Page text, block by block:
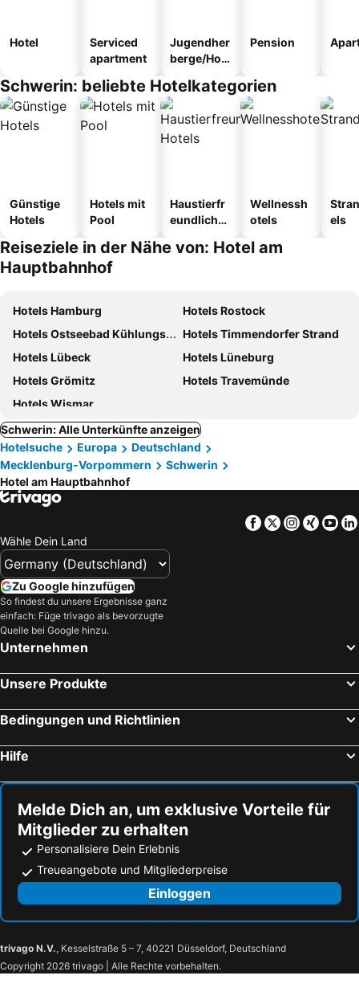
Hotel
Serviced
apartment
Jugendher
berge/Hos
Pension
Schwerin: beliebte Hotelkategorien
Günstige
Hotels
Hotels mit
Pool
Haustierfr
eundliche
Wellnessh
otels
els
Reiseziele in der Nähe von: Hotel am
Hauptbahnhof
Hotels Hamburg
Hotels Rostock
Hotels Ostseebad Kühlungsborn
Hotels Timmendorfer Strand
Hotels Lübeck
Hotels Lüneburg
Hotels Grömitz
Hotels Travemünde
Hotels Wismar
Schwerin: Alle Unterkünfte anzeigen
Hotelsuche
Europa
Deutschland
Mecklenburg-Vorpommern
Schwerin
Hotel am Hauptbahnhof
Facebook
TwitterXing
Wähle Dein Land
Zu Google hinzufügen
So findest du unsere Ergebnisse ganz
einfach: Füge trivago als bevorzugte
Quelle bei Google hinzu.
Unternehmen
Unsere Produkte
Bedingungen und Richtlinien
Hilfe
Melde Dich an, um exklusive Vorteile für
Mitglieder zu erhalten
Personalisiere Dein Erlebnis
Treueangebote und Mitgliederpreise
Einloggen
trivago N.V., Kesselstraße 5 – 7, 40221 Düsseldorf, Deutschland
Copyright 2026 trivago | Alle Rechte vorbehalten.